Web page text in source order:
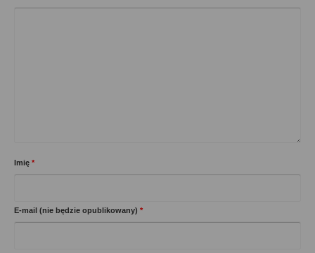
Imię *
E-mail (nie będzie opublikowany) *